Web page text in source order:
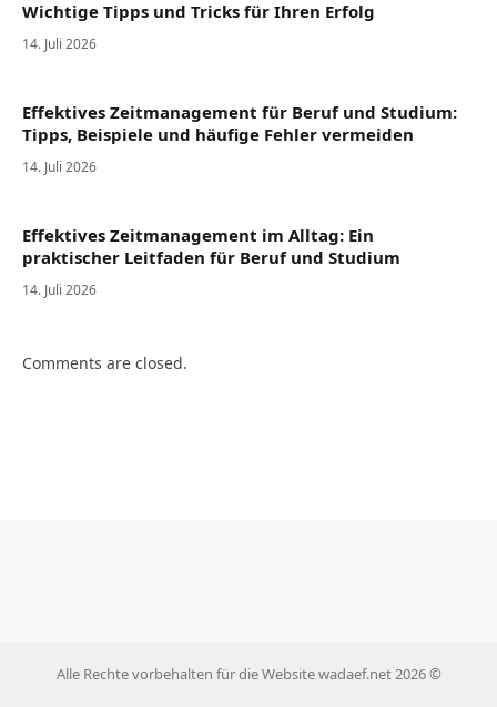
Wichtige Tipps und Tricks für Ihren Erfolg
14. Juli 2026
Effektives Zeitmanagement für Beruf und Studium:
Tipps, Beispiele und häufige Fehler vermeiden
14. Juli 2026
Effektives Zeitmanagement im Alltag: Ein
praktischer Leitfaden für Beruf und Studium
14. Juli 2026
Comments are closed.
Alle Rechte vorbehalten für die Website wadaef.net 2026 ©